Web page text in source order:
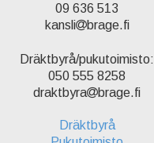
09 636 513
kansli
brage.fi
Dräktbyrå/pukutoimisto:
050 555 8258
draktbyra
brage.fi
Dräktbyrå